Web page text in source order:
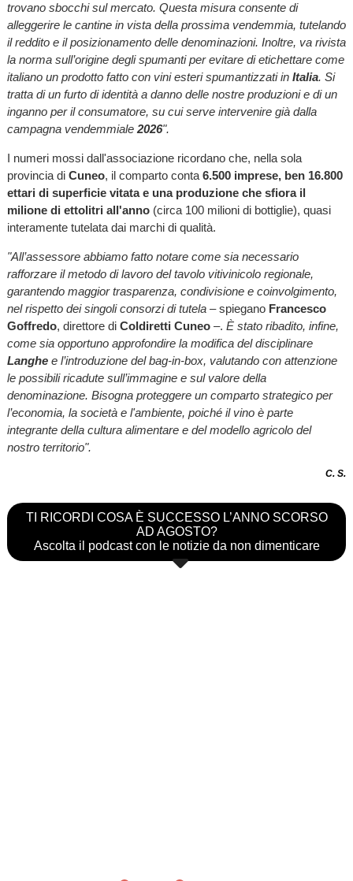
trovano sbocchi sul mercato. Questa misura consente di
alleggerire le cantine in vista della prossima vendemmia, tutelando
il reddito e il posizionamento delle denominazioni. Inoltre, va rivista
la norma sull’origine degli spumanti per evitare di etichettare come
italiano un prodotto fatto con vini esteri spumantizzati in Italia. Si
tratta di un furto di identità a danno delle nostre produzioni e di un
inganno per il consumatore, su cui serve intervenire già dalla
campagna vendemmiale 2026".
I numeri mossi dall'associazione ricordano che, nella sola
provincia di Cuneo, il comparto conta 6.500 imprese, ben 16.800
ettari di superficie vitata e una produzione che sfiora il
milione di ettolitri all'anno(circa 100 milioni di bottiglie), quasi
interamente tutelata dai marchi di qualità.
"All’assessore abbiamo fatto notare come sia necessario
rafforzare il metodo di lavoro del tavolo vitivinicolo regionale,
garantendo maggior trasparenza, condivisione e coinvolgimento,
nel rispetto dei singoli consorzi di tutela– spiegano Francesco
Goffredo, direttore di Coldiretti Cuneo–. È stato ribadito, infine,
come sia opportuno approfondire la modifica del disciplinare
Langhee l’introduzione del bag-in-box, valutando con attenzione
le possibili ricadute sull’immagine e sul valore della
denominazione. Bisogna proteggere un comparto strategico per
l’economia, la società e l'ambiente, poiché il vino è parte
integrante della cultura alimentare e del modello agricolo del
nostro territorio".
C. S.
TI RICORDI COSA È SUCCESSO L’ANNO SCORSO
AD AGOSTO?
Ascolta il podcast con le notizie da non dimenticare